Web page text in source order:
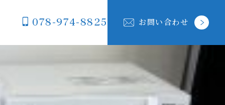
078-974-8825 お問い合わせ